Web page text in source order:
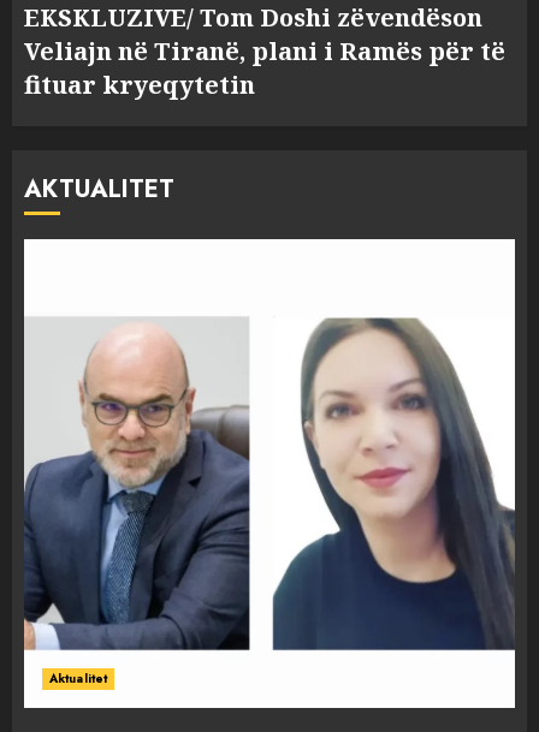
EKSKLUZIVE/ Tom Doshi zëvendëson
Veliajn në Tiranë, plani i Ramës për të
fituar kryeqytetin
AKTUALITET
Aktualitet